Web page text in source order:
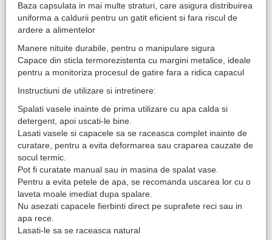
Baza capsulata in mai multe straturi, care asigura distribuirea
uniforma a caldurii pentru un gatit eficient si fara riscul de
ardere a alimentelor
Manere nituite durabile, pentru o manipulare sigura
Capace din sticla termorezistenta cu margini metalice, ideale
pentru a monitoriza procesul de gatire fara a ridica capacul
Instructiuni de utilizare si intretinere:
Spalati vasele inainte de prima utilizare cu apa calda si
detergent, apoi uscati-le bine.
Lasati vasele si capacele sa se raceasca complet inainte de
curatare, pentru a evita deformarea sau craparea cauzate de
socul termic.
Pot fi curatate manual sau in masina de spalat vase.
Pentru a evita petele de apa, se recomanda uscarea lor cu o
laveta moale imediat dupa spalare.
Nu asezati capacele fierbinti direct pe suprafete reci sau in
apa rece.
Lasati-le sa se raceasca natural